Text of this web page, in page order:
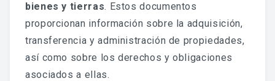
Categorías
Libros De Actas
Reales Privilegios
bienes y tierras. Estos documentos
proporcionan información sobre la adquisición,
transferencia y administración de propiedades,
así como sobre los derechos y obligaciones
asociados a ellas.